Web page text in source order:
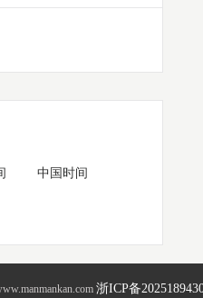
中国时间
浙ICP备